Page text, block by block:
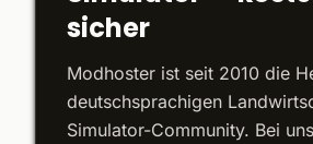
sicher
Modhoster ist seit 2010 die
deutschsprachigen
Simulator-Community. Bei